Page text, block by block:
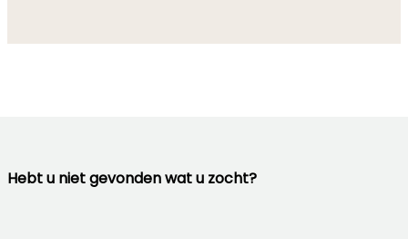
Hebt u niet gevonden wat u zocht?